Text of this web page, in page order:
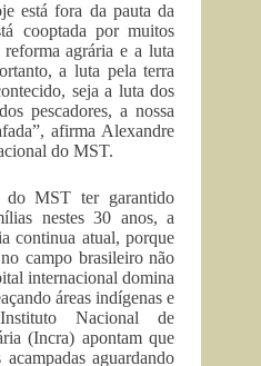
está fora da pauta da
cooptada por muitos
agrária e a luta
a luta pela terra
seja a luta dos
pescadores, a nossa
afirma Alexandre
do MST.
do MST ter garantido
nestes 30 anos, a
continua atual, porque
campo brasileiro não
internacional domina
áreas indígenas e
Nacional de
(Incra) apontam que
aguardando